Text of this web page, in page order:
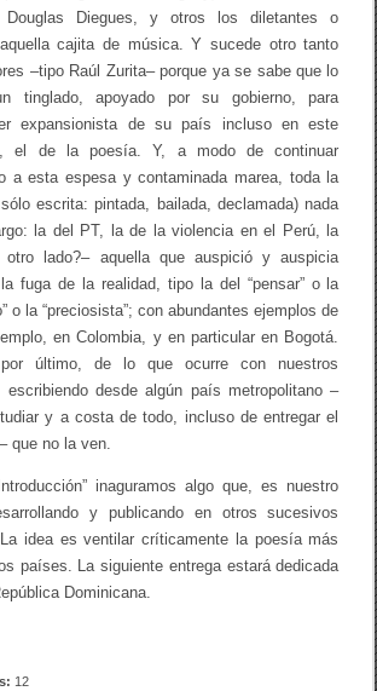
Diegues, y otros los diletantes o
cajita de música. Y sucede otro tanto
–tipo Raúl Zurita– porque ya se sabe que lo
tinglado, apoyado por su gobierno, para
expansionista de su país incluso en este
el de la poesía. Y, a modo de continuar
a esta espesa y contaminada marea, toda la
escrita: pintada, bailada, declamada) nada
la del PT, la de la violencia en el Perú, la
lado?– aquella que auspició y auspicia
fuga de la realidad, tipo la del “pensar” o la
o la “preciosista”; con abundantes ejemplos de
en Colombia, y en particular en Bogotá.
último, de lo que ocurre con nuestros
escribiendo desde algún país metropolitano –
y a costa de todo, incluso de entregar el
que no la ven.
inaguramos algo que, es nuestro
y publicando en otros sucesivos
idea es ventilar críticamente la poesía más
países. La siguiente entrega estará dedicada
Dominicana.
12